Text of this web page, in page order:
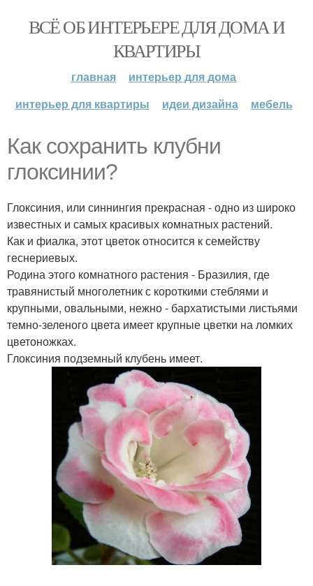
ВСЁ ОБ ИНТЕРЬЕРЕ ДЛЯ ДОМА И
КВАРТИРЫ
главная
интерьер для дома
интерьер для квартиры
идеи дизайна мебель
Как сохранить клубни
глоксинии?
Глоксиния, или синнингия прекрасная - одно из широко
известных и самых красивых комнатных растений.
Как и фиалка, этот цветок относится к семейству
геснериевых.
Родина этого комнатного растения - Бразилия, где
травянистый многолетник с короткими стеблями и
крупными, овальными, нежно - бархатистыми листьями
темно-зеленого цвета имеет крупные цветки на ломких
цветоножках.
Глоксиния подземный клубень имеет.